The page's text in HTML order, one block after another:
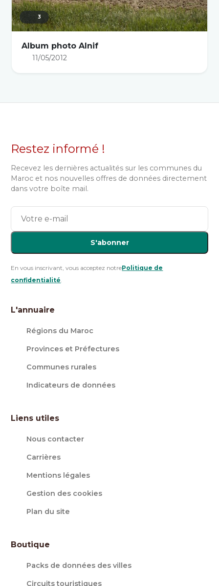
3
Album photo Alnif
11/05/2012
Restez informé !
Recevez les dernières actualités sur les communes du
Maroc et nos nouvelles offres de données directement
dans votre boîte mail.
S'abonner
En vous inscrivant, vous acceptez notrePolitique de
confidentialité.
L'annuaire
Régions du Maroc
Provinces et Préfectures
Communes rurales
Indicateurs de données
Liens utiles
Nous contacter
Carrières
Mentions légales
Gestion des cookies
Plan du site
Boutique
Packs de données des villes
Circuits touristiques